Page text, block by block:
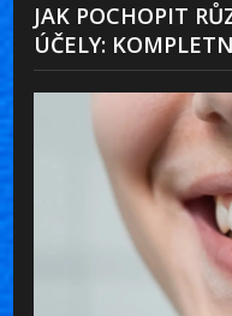
JAK POCHOPIT
ÚČELY: